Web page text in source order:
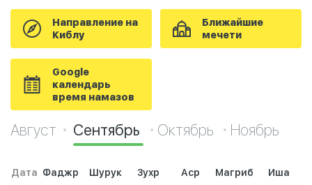
Направление на
Киблу
Ближайшие
мечети
Google
календарь
время намазов
Август Сентябрь Октябрь Ноябрь
Дата Фаджр Шурук Зухр Аср Магриб Иша